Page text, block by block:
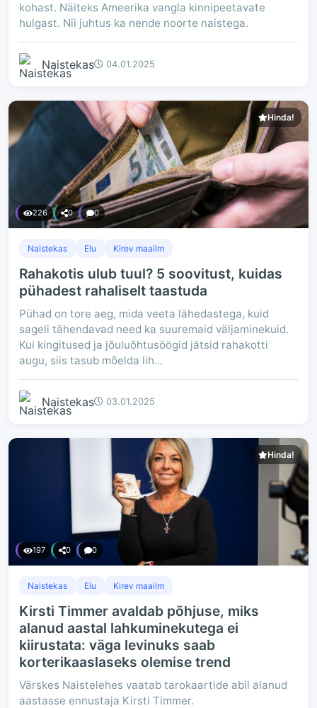
kohast. Näiteks Ameerika vangla kinnipeetavate
hulgast. Nii juhtus ka nende noorte naistega.
Naistekas 04.01.2025
Hinda!
226 0 0
Naistekas Elu Kirev maailm
Rahakotis ulub tuul? 5 soovitust, kuidas
pühadest rahaliselt taastuda
Pühad on tore aeg, mida veeta lähedastega, kuid
sageli tähendavad need ka suuremaid väljaminekuid.
Kui kingitused ja jõuluõhtusöögid jätsid rahakotti
augu, siis tasub mõelda lih...
Naistekas 03.01.2025
Hinda!
197 0 0
Naistekas Elu Kirev maailm
Kirsti Timmer avaldab põhjuse, miks
alanud aastal lahkuminekutega ei
kiirustata: väga levinuks saab
korterikaaslaseks olemise trend
Värskes Naistelehes vaatab tarokaartide abil alanud
aastasse ennustaja Kirsti Timmer.